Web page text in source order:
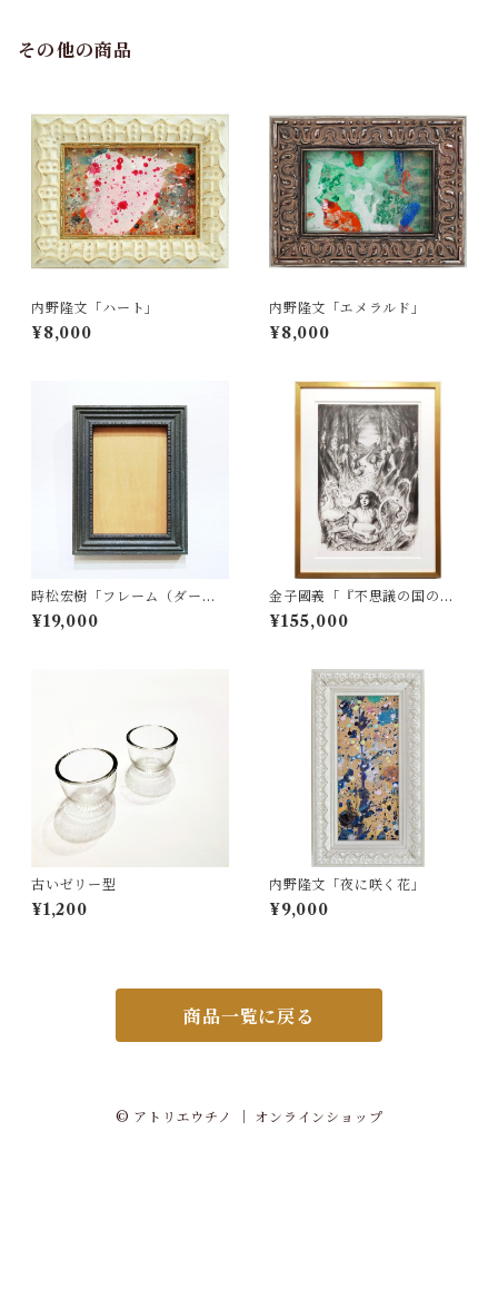
その他の商品
内野隆文「ハート」
¥8,000
内野隆文「エメラルド」
¥8,000
時松宏樹「フレーム（ダーク
グレー・A5サイズ）」
¥19,000
金子國義「『不思議の国のア
リス』より Pl.10 風変わりな
クロッケー試合」
¥155,000
古いゼリー型
¥1,200
内野隆文「夜に咲く花」
¥9,000
商品一覧に戻る
© アトリエウチノ ｜ オンラインショップ